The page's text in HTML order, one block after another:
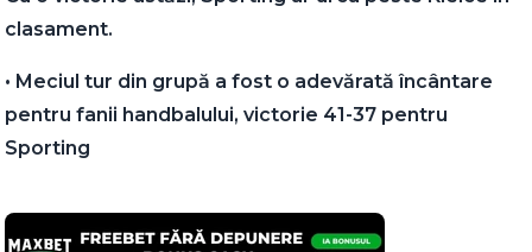
clasament.
•⁠ ⁠Meciul tur din grupă a fost o adevărată încântare
pentru fanii handbalului, victorie 41-37 pentru
Sporting